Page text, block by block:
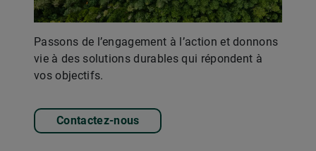
Passons de l’engagement à l’action et donnons
vie à des solutions durables qui répondent à
vos objectifs.
Contactez-nous